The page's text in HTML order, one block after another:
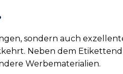
sondern auch
Neben dem
Werbematerialien.